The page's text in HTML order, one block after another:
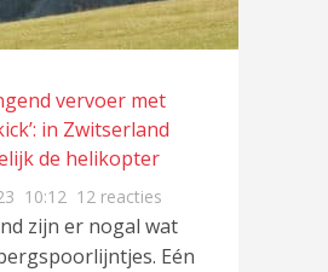
vervoer met
in Zwitserland
de helikopter
10:12 12 reacties
zijn er nogal wat
Eén